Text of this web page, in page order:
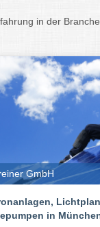
in der Branche.
GmbH
in